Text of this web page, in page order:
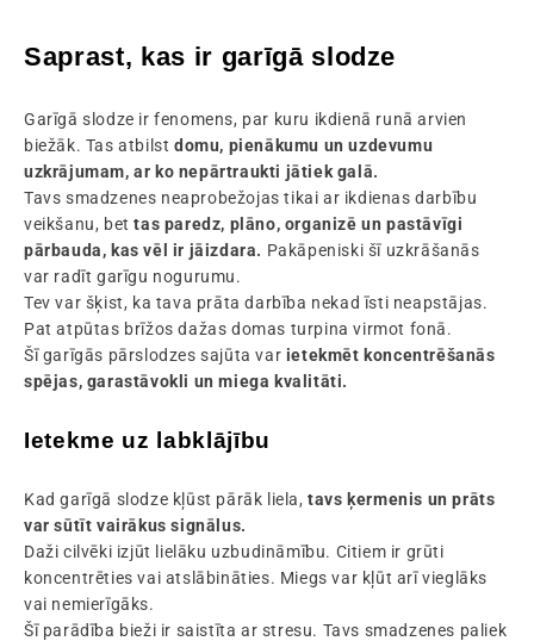
Saprast, kas ir garīgā slodze
Garīgā slodze ir fenomens, par kuru ikdienā runā arvien
biežāk. Tas atbilst domu, pienākumu un uzdevumu
uzkrājumam, ar ko nepārtraukti jātiek galā.
Tavs smadzenes neaprobežojas tikai ar ikdienas darbību
veikšanu, bettas paredz, plāno, organizē un pastāvīgi
pārbauda, kas vēl ir jāizdara. Pakāpeniski šī uzkrāšanās
var radīt garīgu nogurumu.
Tev var šķist, ka tava prāta darbība nekad īsti neapstājas.
Pat atpūtas brīžos dažas domas turpina virmot fonā.
Šī garīgās pārslodzes sajūta var ietekmēt koncentrēšanās
spējas, garastāvokli un miega kvalitāti.
Ietekme uz labklājību
Kad garīgā slodze kļūst pārāk liela, tavs ķermenis un prāts
var sūtīt vairākus signālus.
Daži cilvēki izjūt lielāku uzbudināmību. Citiem ir grūti
koncentrēties vai atslābināties. Miegs var kļūt arī vieglāks
vai nemierīgāks.
Šī parādība bieži ir saistīta ar stresu. Tavs smadzenes paliek